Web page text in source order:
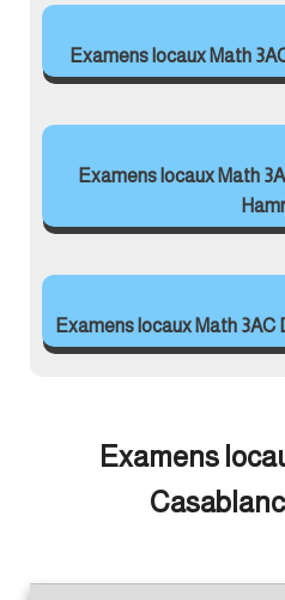
Examens locaux Math
Examens locaux Math
Examens locaux Math
Examens